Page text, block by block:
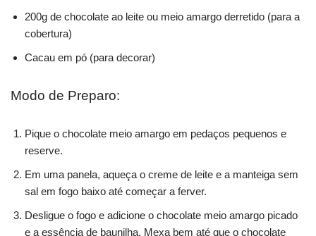
200g de chocolate ao leite ou meio amargo derretido (para a
cobertura)
Cacau em pó (para decorar)
Modo de Preparo:
Pique o chocolate meio amargo em pedaços pequenos e
reserve.
Em uma panela, aqueça o creme de leite e a manteiga sem
sal em fogo baixo até começar a ferver.
Desligue o fogo e adicione o chocolate meio amargo picado
e a essência de baunilha. Mexa bem até que o chocolate